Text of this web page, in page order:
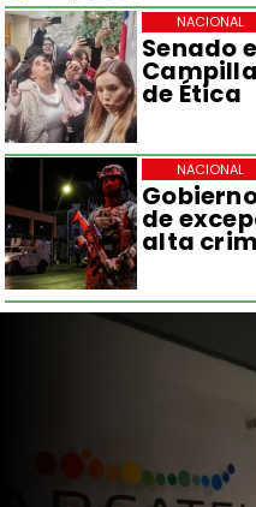
Senado
de Ética
NACIONAL
de
alta
NACIONAL